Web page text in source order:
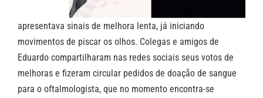
apresentava sinais de melhora lenta, já iniciando
movimentos de piscar os olhos. Colegas e amigos de
Eduardo compartilharam nas redes sociais seus votos de
melhoras e fizeram circular pedidos de doação de sangue
para o oftalmologista, que no momento encontra-se